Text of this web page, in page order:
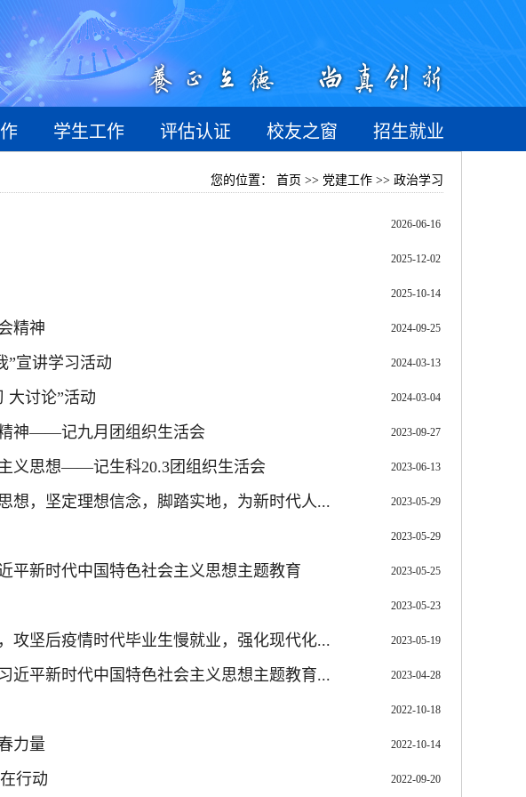
学生工作 评估认证 校友之窗 招生就业
您的位置： 首页 >> 党建工作 >> 政治学习
2026-06-16
2025-12-02
2025-10-14
精神 2024-09-25
”宣讲学习活动 2024-03-13
大讨论”活动 2024-03-04
神——记九月团组织生活会 2023-09-27
义思想——记生科20.3团组织生活会 2023-06-13
想，坚定理想信念，脚踏实地，为新时代人... 2023-05-29
2023-05-29
平新时代中国特色社会主义思想主题教育 2023-05-25
2023-05-23
攻坚后疫情时代毕业生慢就业，强化现代化... 2023-05-19
近平新时代中国特色社会主义思想主题教育... 2023-04-28
2022-10-18
力量 2022-10-14
行动 2022-09-20